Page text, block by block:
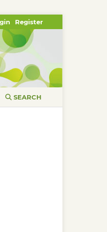
SEARCH
Register